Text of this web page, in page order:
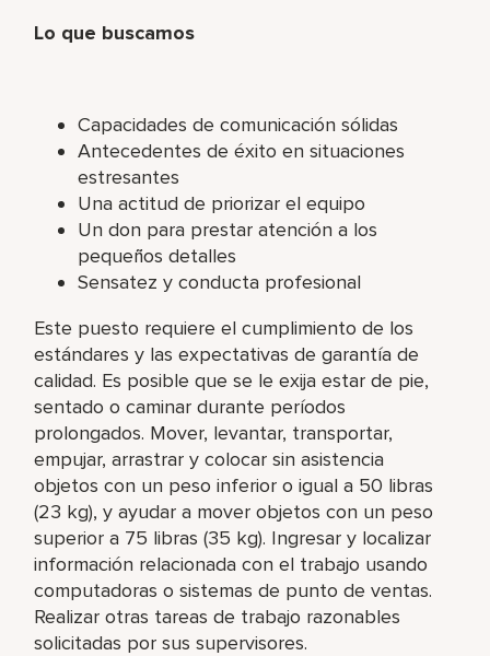
Lo que buscamos
Capacidades de comunicación sólidas
Antecedentes de éxito en situaciones
estresantes
Una actitud de priorizar el equipo
Un don para prestar atención a los
pequeños detalles
Sensatez y conducta profesional
Este puesto requiere el cumplimiento de los
estándares y las expectativas de garantía de
calidad. Es posible que se le exija estar de pie,
sentado o caminar durante períodos
prolongados. Mover, levantar, transportar,
empujar, arrastrar y colocar sin asistencia
objetos con un peso inferior o igual a 50 libras
(23 kg), y ayudar a mover objetos con un peso
superior a 75 libras (35 kg). Ingresar y localizar
información relacionada con el trabajo usando
computadoras o sistemas de punto de ventas.
Realizar otras tareas de trabajo razonables
solicitadas por sus supervisores.